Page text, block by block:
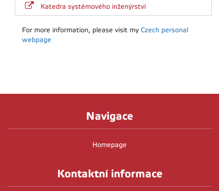
Katedra systémového inženýrství
For more information, please visit my Czech personal
webpage
Navigace
Homepage
Kontaktní informace